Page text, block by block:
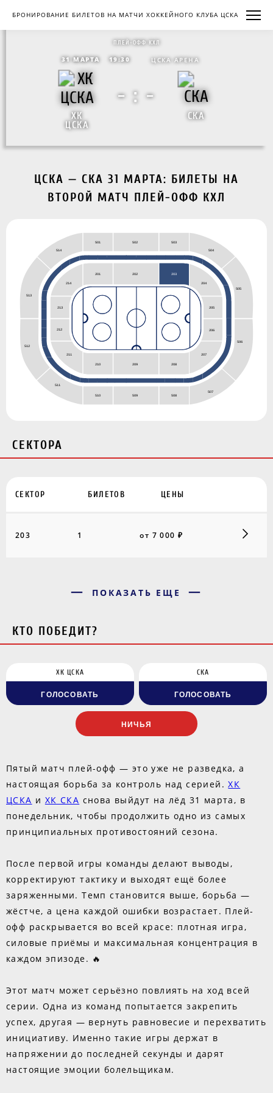
БРОНИРОВАНИЕ БИЛЕТОВ НА МАТЧИ ХОККЕЙНОГО КЛУБА ЦСКА
ПЛЕЙ-ОФФ КХЛ
ХК
ЦСКА
- : -
СКА
31 МАРТА 19:30 ЦСКА АРЕНА
ЦСКА — СКА 31 МАРТА: БИЛЕТЫ НА
ВТОРОЙ МАТЧ ПЛЕЙ-ОФФ КХЛ
502
501 503
504
505
506
507
508
509
510
511
512
513
514
201 202 203
204
205
206
207
208
209
210
211
212
213
214
СЕКТОРА
СЕКТОР БИЛЕТОВ ЦЕНЫ
203 1 от 7 000 ₽
ПОКАЗАТЬ ЕЩЕ
КТО ПОБЕДИТ?
ХК ЦСКА
ГОЛОСОВАТЬ
НИЧЬЯ
СКА
ГОЛОСОВАТЬ
Пятый матч плей-офф — это уже не разведка, а
настоящая борьба за контроль над серией.ХК
ЦСКА и ХК СКА снова выйдут на лёд 31 марта, в
понедельник, чтобы продолжить одно из самых
принципиальных противостояний сезона.
После первой игры команды делают выводы,
корректируют тактику и выходят ещё более
заряженными. Темп становится выше, борьба —
жёстче, а цена каждой ошибки возрастает. Плей-
офф раскрывается во всей красе: плотная игра,
силовые приёмы и максимальная концентрация в
каждом эпизоде. 🔥
Этот матч может серьёзно повлиять на ход всей
серии. Одна из команд попытается закрепить
успех, другая — вернуть равновесие и перехватить
инициативу. Именно такие игры держат в
напряжении до последней секунды и дарят
настоящие эмоции болельщикам.